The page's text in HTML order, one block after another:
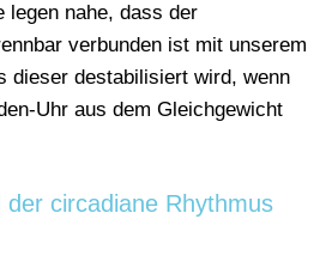
legen nahe, dass der
verbunden ist mit unserem
dieser destabilisiert wird, wenn
Uhr aus dem Gleichgewicht
der circadiane Rhythmus